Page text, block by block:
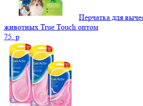
Перчатка для
животных True Touch оптом
75. p